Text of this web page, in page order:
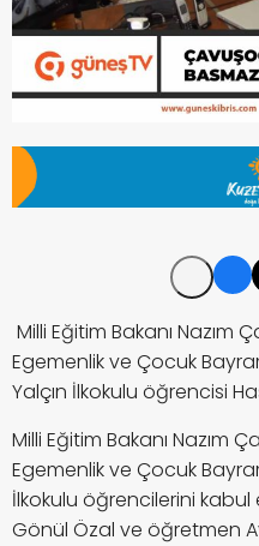
Milli Eğitim Bakanı Nazım
Egemenlik ve Çocuk
Yalçın İlkokulu öğrencisi
Milli Eğitim Bakanı Nazım
Egemenlik ve Çocuk
İlkokulu öğrencilerini
Gönül Özal ve öğretmen